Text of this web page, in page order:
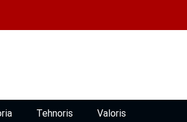
Tehnoris Valoris